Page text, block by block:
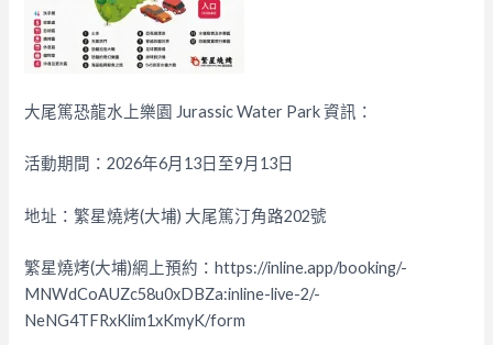
大尾篤恐龍水上樂園 Jurassic Water Park 資訊：
活動期間：2026年6月13日至9月13日
地址：繁星燒烤(大埔) 大尾篤汀角路202號
繁星燒烤(大埔)網上預約：https://inline.app/booking/-
MNWdCoAUZc58u0xDBZa:inline-live-2/-
NeNG4TFRxKlim1xKmyK/form